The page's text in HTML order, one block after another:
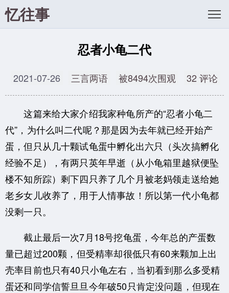
忆往事
忍者小龟二代
2021-07-26 三言两语 被8494次围观 32 评论
这篇来给大家介绍我家种龟所产的“忍者小龟二
代”，为什么叫二代呢？那是因为去年就已经开始产
蛋，但只从几十颗试龟蛋中孵化出六只（头次搞孵化
经验不足），有两只英年早逝（从小龟箱里越狱便坠
楼不知所踪）剩下四只养了几个月被老妈领走送给她
老乡女儿收养了，用于人情事故！所以第一代小龟都
没剩一只。
截止最后一次7月18号挖龟蛋，今年总的产蛋数
量已超过200颗，但受精率却很低只有60来颗加上出
壳率目前也只有40只小龟左右，当初看到那么多受精
蛋还和同学信誓旦旦今年破50只肯定没问题，但现在